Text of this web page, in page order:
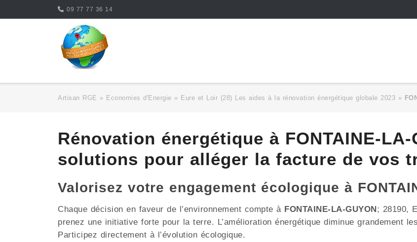
09 77 77 36 14
Artisan RGE » Economies d'Energie » Eure et Loir (28) Les aides à la rénovation énergétique globale 2023 »
Rénovation énergétique à FONTAINE-LA-
solutions pour alléger la facture de vos
Valorisez votre engagement écologique à
Chaque décision en faveur de l’environnement compte à FONTAINE-LA-GUYON; 28190,
prenez une initiative forte pour la terre. L’amélioration énergétique diminue grandement
Participez directement à l’évolution écologique.